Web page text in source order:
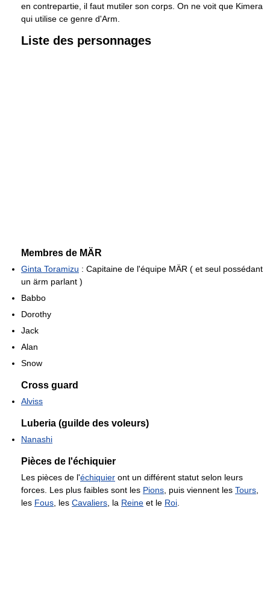
en contrepartie, il faut mutiler son corps. On ne voit que Kimera
qui utilise ce genre d'Arm.
Liste des personnages
Membres de MÄR
Ginta Toramizu : Capitaine de l'équipe MÄR ( et seul possédant
un ärm parlant )
Babbo
Dorothy
Jack
Alan
Snow
Cross guard
Alviss
Luberia (guilde des voleurs)
Nanashi
Pièces de l'échiquier
Les pièces de l'échiquier ont un différent statut selon leurs
forces. Les plus faibles sont les Pions , puis viennent les Tours
les Fous , les Cavaliers , la Reine et le Roi